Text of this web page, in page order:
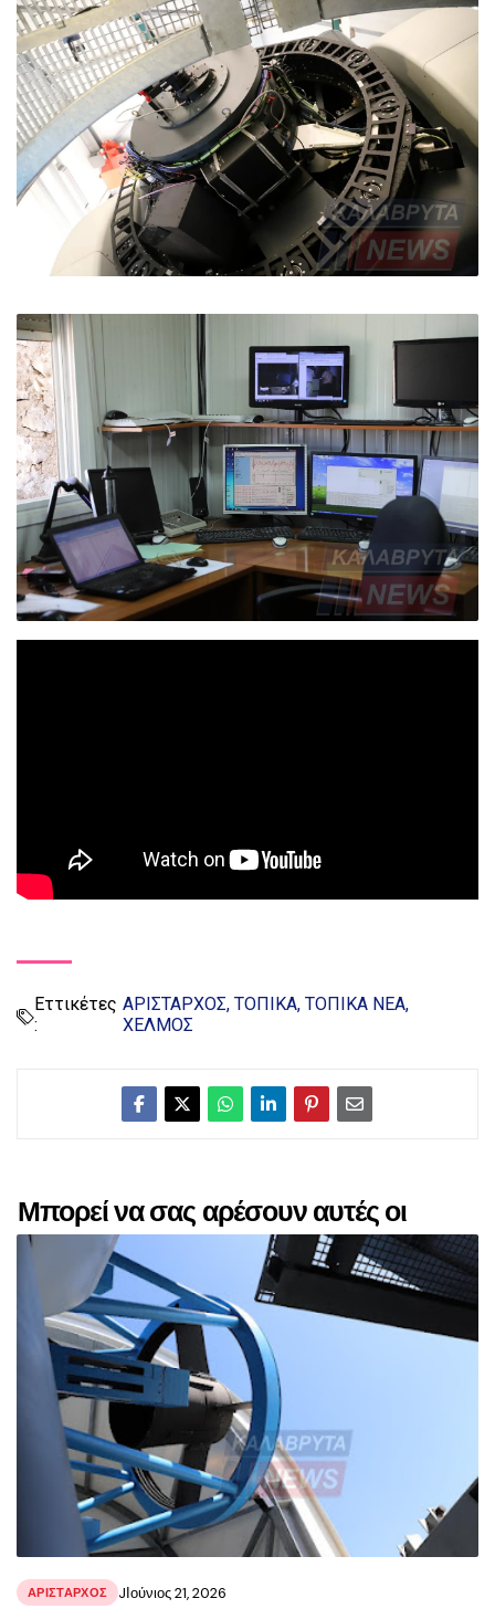
Εττικέτες
:
ΑΡΙΣΤΑΡΧΟΣ ΤΟΠΙΚΑ ΤΟΠΙΚΑ ΝΕΑ
ΧΕΛΜΟΣ
Μπορεί να σας αρέσουν αυτές οι
αναρτήσεις
ΑΡΙΣΤΑΡΧΟΣ JΙούνιος 21, 2026